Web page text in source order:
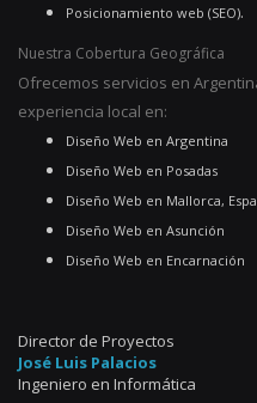
Posicionamiento web (SEO).
Nuestra Cobertura Geográfica
Ofrecemos servicios en
experiencia local en:
Diseño Web en Argentina
Diseño Web en Posadas
Diseño Web en Mallorca,
Diseño Web en Asunción
Diseño Web en Encarnación
Director de Proyectos
José Luis Palacios
Ingeniero en Informática